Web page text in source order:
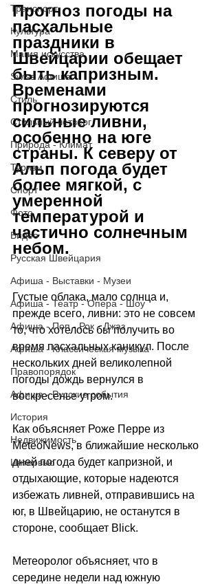
Транспорт
Культура
Магия искусства
Swiss Афиша
Стиль
Стильный четверг
Природа - Климат
Туризм
Спорт
Фото
Видео
Русская Швейцария
Афиша - Выставки - Музеи
Афиша - Театр - Опера - Шоу
Афиша - Поп - Рок - Джаз
Афиша - Классическая музыка
Правопорядок
Афиша - Русские события
История
Недвижимость
Интервью
Прогноз погоды на
пасхальные
праздники в
Швейцарии обещает
быть капризным.
Временами
прогнозируются
сильные ливни,
особенно на юге
страны. К северу от
Альп погода будет
более мягкой, с
умеренной
температурой и
частично солнечным
небом.
Густые облака, мало солнца и,
прежде всего, ливни: это не совсем
то, что хотелось бы получить во
время пасхальных каникул. После
нескольких дней великолепной
погоды дождь вернулся в
воскресенье утром.
Как объясняет Роже Перре из
MeteoNews, в ближайшие несколько
дней погода будет капризной, и
отдыхающие, которые надеются
избежать ливней, отправившись на
юг, в Швейцарию, не останутся в
стороне, сообщает Blick.
Метеоролог объясняет, что в
середине недели над южную